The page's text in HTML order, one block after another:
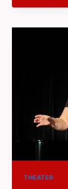
THEATER